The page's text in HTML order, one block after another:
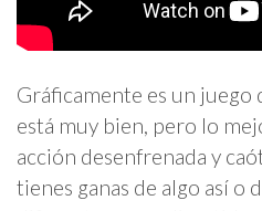
Gráficamente es un juego
está muy bien, pero lo
acción desenfrenada y
tienes ganas de algo así o